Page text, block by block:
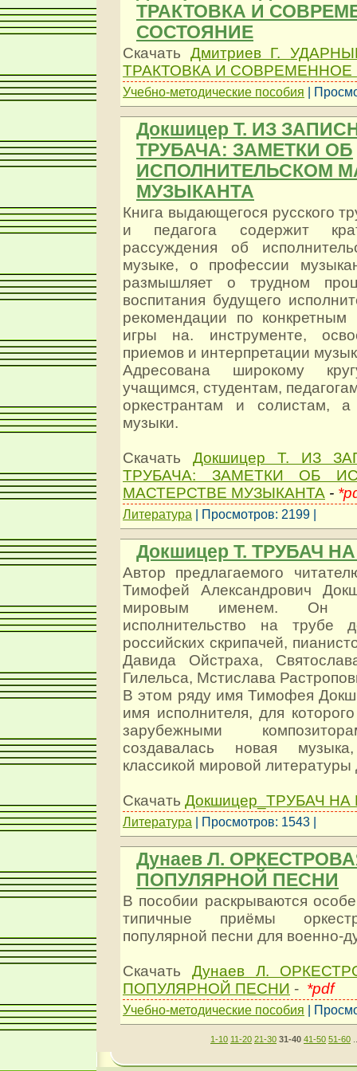
ТРАКТОВКА И
СОСТОЯНИЕ
Скачать Дмитриев Г.
ТРАКТОВКА И
Учебно-методические пособия |
Докшицер Т. ИЗ
ТРУБАЧА: ЗАМЕТКИ ОБ
ИСПОЛНИТЕЛЬСКОМ
МУЗЫКАНТА
Книга выдающегося русского
и педагога содержит
рассуждения об
музыке, о профессии
размышляет о трудном
воспитания будущего
рекомендации по конкретным
игры на. инструменте,
приемов и интерпретации
Адресована широкому
учащимся, студентам,
оркестрантам и солистам,
музыки.
Скачать Докшицер Т. ИЗ
ТРУБАЧА: ЗАМЕТКИ ОБ
МАСТЕРСТВЕ МУЗЫКАНТА -
Литература | Просмотров: 2199 |
Докшицер Т. ТРУБАЧ
Автор предлагаемого
Тимофей Александрович
мировым именем. Он
исполнительство на трубе
российских скрипачей,
Давида Ойстраха,
Гилельса, Мстислава
В этом ряду имя Тимофея
имя исполнителя, для
зарубежными
создавалась новая
классикой мировой литературы
Скачать Докшицер_ТРУБАЧ
Литература | Просмотров: 1543 |
Дунаев Л.
ПОПУЛЯРНОЙ ПЕСНИ
В пособии раскрываются
типичные приёмы
популярной песни для военно-
Скачать Дунаев Л.
ПОПУЛЯРНОЙ ПЕСНИ - *pdf
Учебно-методические пособия |
1-10 11-20 21-30 31-40 41-50 51-60